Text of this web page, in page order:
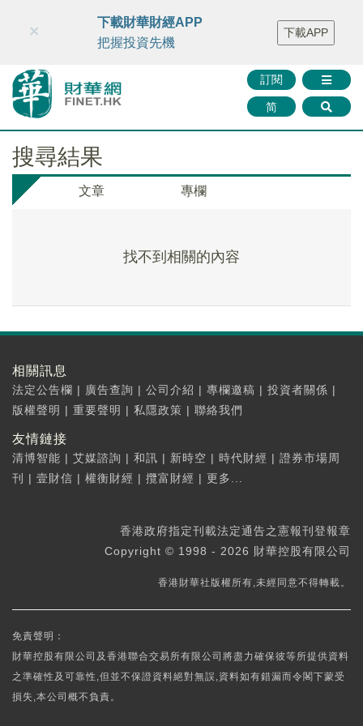
財華智庫網 FINTV FINMETA 財華證券 媒體矩陣
智庫沙龍
聯絡我們
訂閱
简
×
下載財華財經APP
把握投資先機
下載APP
搜尋結果
文章 專欄
找不到相關的內容
相關訊息
法定公告欄 | 廣告查詢 | 公司介紹 | 專欄邀稿 | 投資者關係 |
版權聲明 | 重要聲明 | 私隱政策 | 聯絡我們
友情鏈接
清博智能 | 艾媒諮詢 | 和訊 | 新時空 | 時代財經 | 證券市場周
刊
| 壹財信 | 權衡財經 | 攬富財經 | 更多...
香港政府指定刊載法定通告之憲報刊登報章
Copyright © 1998 - 2026 財華控股有限公司
香港財華社版權所有,未經同意不得轉載。
免責聲明：
財華控股有限公司及香港聯合交易所有限公司將盡力確保彼等所提供資料
之準確性及可靠性,但並不保證資料絕對無誤,資料如有錯漏而令閣下蒙受
損失,本公司概不負責。